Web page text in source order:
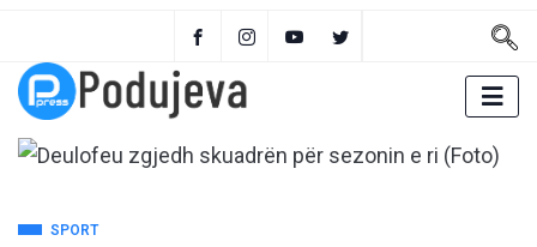
SPORT